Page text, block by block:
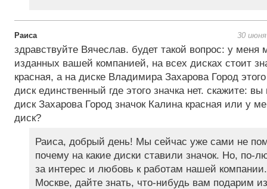
Раиса 30
здравствуйте Вячеслав. будет такой вопрос: у меня
изданных вашей компанией, на всех дисках стоит
красная, а на диске Владимира Захарова Город этого
диск единственный где этого значка нет. скажите:
диск Захарова Город значок Калина красная или у
диск?
Раиса, добрый день! Мы сейчас уже сами не
почему на какие диски ставили значок. Но, по-
за интерес и любовь к работам нашей
Москве, дайте знать, что-нибудь вам подарим